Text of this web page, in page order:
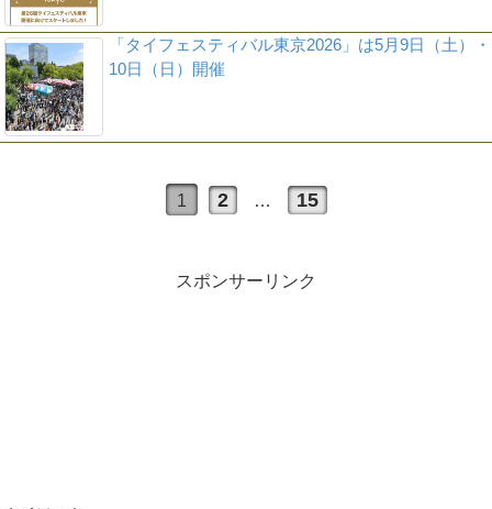
「タイフェスティバル東京2026」は5月9日（土）・
10日（日）開催
1 2 … 15
スポンサーリンク